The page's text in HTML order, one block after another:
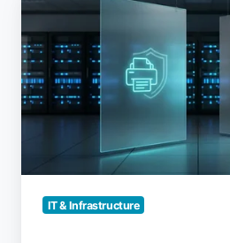
Protected
Print
vs.
Windows
Ready
Print:
cambiado?
IT & Infrastructure